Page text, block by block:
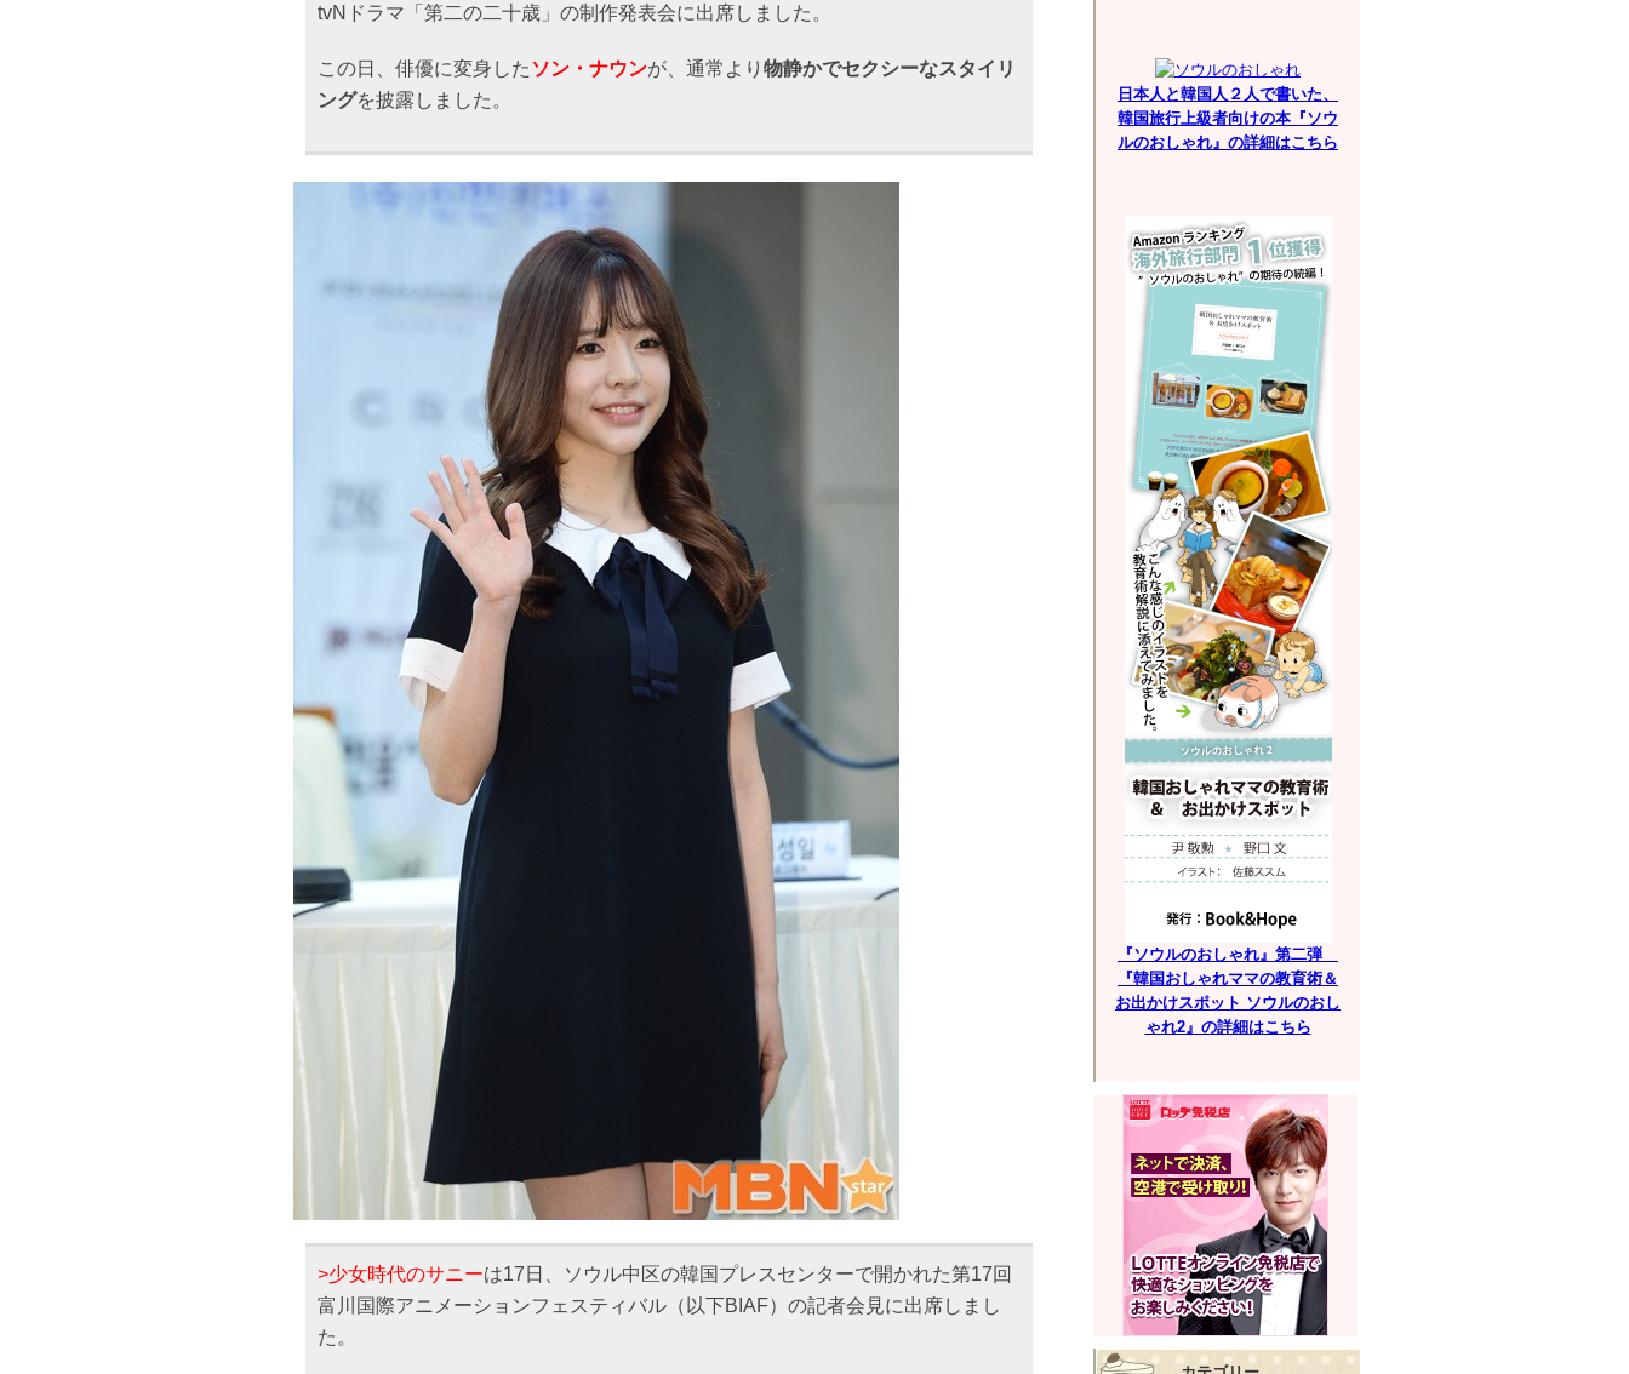
tvNドラマ「第二の二十歳」の制作発表会に出席しました。
この日、俳優に変身した ソン・ナウンが、通常より 物静かでセクシーなスタイリ
ングを披露しました。
>少女時代のサニーは17日、ソウル中区の韓国プレスセンターで開かれた第17回
富川国際アニメーションフェスティバル（以下BIAF）の記者会見に出席しまし
た。
日本人と韓国人２人で書いた、
韓国旅行上級者向けの本『ソウ
ルのおしゃれ』の詳細はこちら
『ソウルのおしゃれ』第二弾
『韓国おしゃれママの教育術＆
お出かけスポット ソウルのおし
ゃれ2』の詳細はこちら